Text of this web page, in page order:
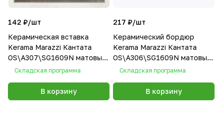
142 ₽/шт
Керамическая вставка
Kerama Marazzi Кантата
OS\A307\SG1609N матовый
7,7x7,7
Складская программа
В корзину
217 ₽/шт
Керамический бордюр
Kerama Marazzi Кантата
OS\A306\SG1609N матовый
40,2x7,7
Складская программа
В корзину